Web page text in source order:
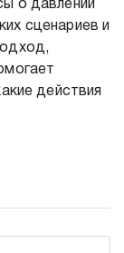
о давлении
сценариев и
действия